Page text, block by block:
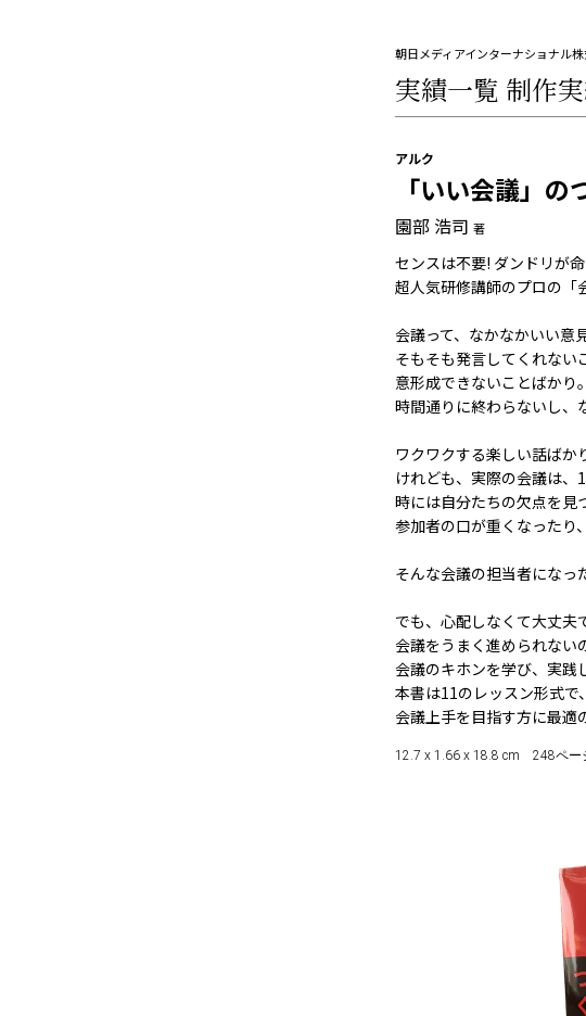
朝日メディアインターナショナル
実績一覧 制作
アルク
「いい会議」の
園部 浩司 著
センスは不要! ダンドリが
超人気研修講師のプロの「
会議って、なかなかいい意
そもそも発言してくれない
意形成できないことばかり。
時間通りに終わらないし
ワクワクする楽しい話ばか
けれども、実際の会議は、
時には自分たちの欠点を見
参加者の口が重くなったり
そんな会議の担当者にな
でも、心配しなくて大丈夫
会議をうまく進められない
会議のキホンを学び、実践
本書は11のレッスン形式
会議上手を目指す方に最適
12.7 x 1.66 x 18.8 cm 248ペー